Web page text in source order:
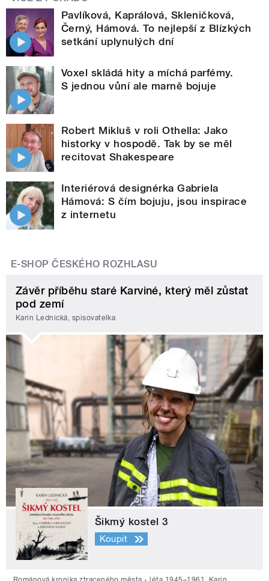
Pavlíková, Kaprálová, Skleničková,
Černý, Hámová. To nejlepší z Blízkých
setkání uplynulých dní
Voxel skládá hity a míchá parfémy.
S jednou vůní ale marně bojuje
Robert Mikluš v roli Othella: Jako
historky v hospodě. Tak by se měl
recitovat Shakespeare
Interiérová designérka Gabriela
Hámová: S čím bojuju, jsou inspirace
z internetu
E-SHOP ČESKÉHO ROZHLASU
Závěr příběhu staré Karviné, který měl zůstat
pod zemí
Karin Lednická, spisovatelka
Šikmý kostel 3
Koupit